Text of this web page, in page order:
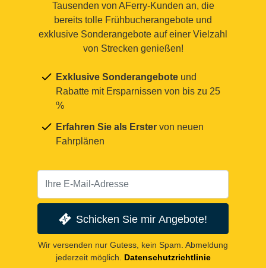
Tausenden von AFerry-Kunden an, die
bereits tolle Frühbucherangebote und
exklusive Sonderangebote auf einer Vielzahl
von Strecken genießen!
Exklusive Sonderangebote und
Rabatte mit Ersparnissen von bis zu 25
%
Erfahren Sie als Erster von neuen
Fahrplänen
Schicken Sie mir Angebote!
Wir versenden nur Gutess, kein Spam. Abmeldung
jederzeit möglich.
Datenschutzrichtlinie